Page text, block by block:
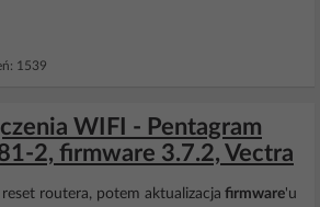
1539
WIFI - Pentagram
2, firmware 3.7.2, Vectra
routera, potem aktualizacja firmware'u